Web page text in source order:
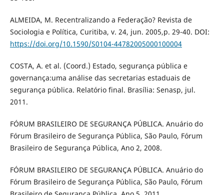
ALMEIDA, M. Recentralizando a Federação? Revista de
Sociologia e Política, Curitiba, v. 24, jun. 2005,p. 29-40. DOI:
https://doi.org/10.1590/S0104-44782005000100004
COSTA, A. et al. (Coord.) Estado, segurança pública e
governança:uma análise das secretarias estaduais de
segurança pública. Relatório final. Brasília: Senasp, jul.
2011.
FÓRUM BRASILEIRO DE SEGURANÇA PÚBLICA. Anuário do
Fórum Brasileiro de Segurança Pública, São Paulo, Fórum
Brasileiro de Segurança Pública, Ano 2, 2008.
FÓRUM BRASILEIRO DE SEGURANÇA PÚBLICA. Anuário do
Fórum Brasileiro de Segurança Pública, São Paulo, Fórum